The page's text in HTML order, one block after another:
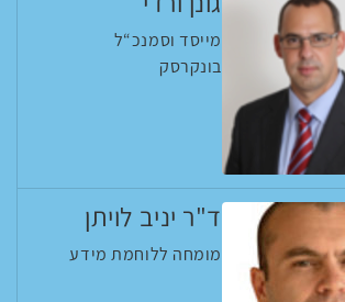
מייסד וסמנכ“ל
בונקרסק
ד"ר יניב לויתן
מומחה ללוחמת מידע